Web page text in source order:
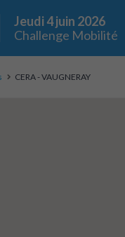
Jeudi 4 juin 2026
Challenge Mobilité
CERA - VAUGNERAY